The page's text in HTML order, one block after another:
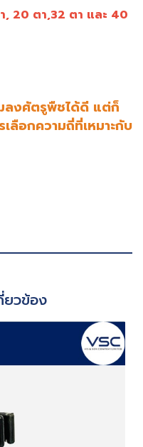
, 20 ตา,32 ตา และ 40
ลงศัตรูพืชได้ดี แต่ก็
ลือกความถี่ที่เหมาะกับ
วข้อง